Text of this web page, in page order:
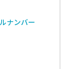
ナンバー